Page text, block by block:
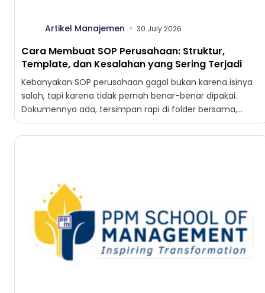
Artikel Manajemen 30 July 2026
Cara Membuat SOP Perusahaan: Struktur,
Template, dan Kesalahan yang Sering Terjadi
Kebanyakan SOP perusahaan gagal bukan karena isinya
salah, tapi karena tidak pernah benar-benar dipakai.
Dokumennya ada, tersimpan rapi di folder bersama,
lengkap dengan tanda tangan...